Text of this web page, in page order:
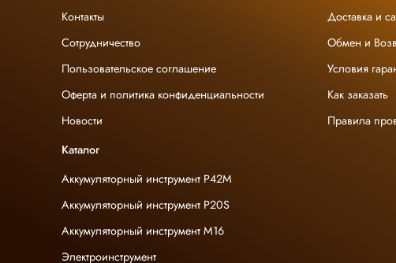
Контакты
Сотрудничество
Пользовательское соглашение
Оферта и политика конфиденциальности
Новости
Доставка и
Обмен и
Условия
Как заказать
Правила
Каталог
Аккумуляторный инструмент P42M
Аккумуляторный инструмент P20S
Аккумуляторный инструмент M16
Электроинструмент